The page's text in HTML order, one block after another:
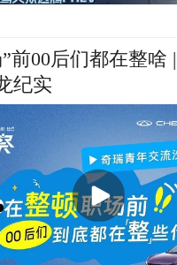
前00后们都在整啥
纪实